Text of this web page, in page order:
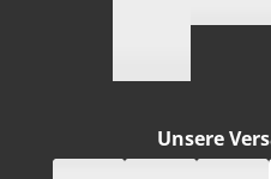
Unsere